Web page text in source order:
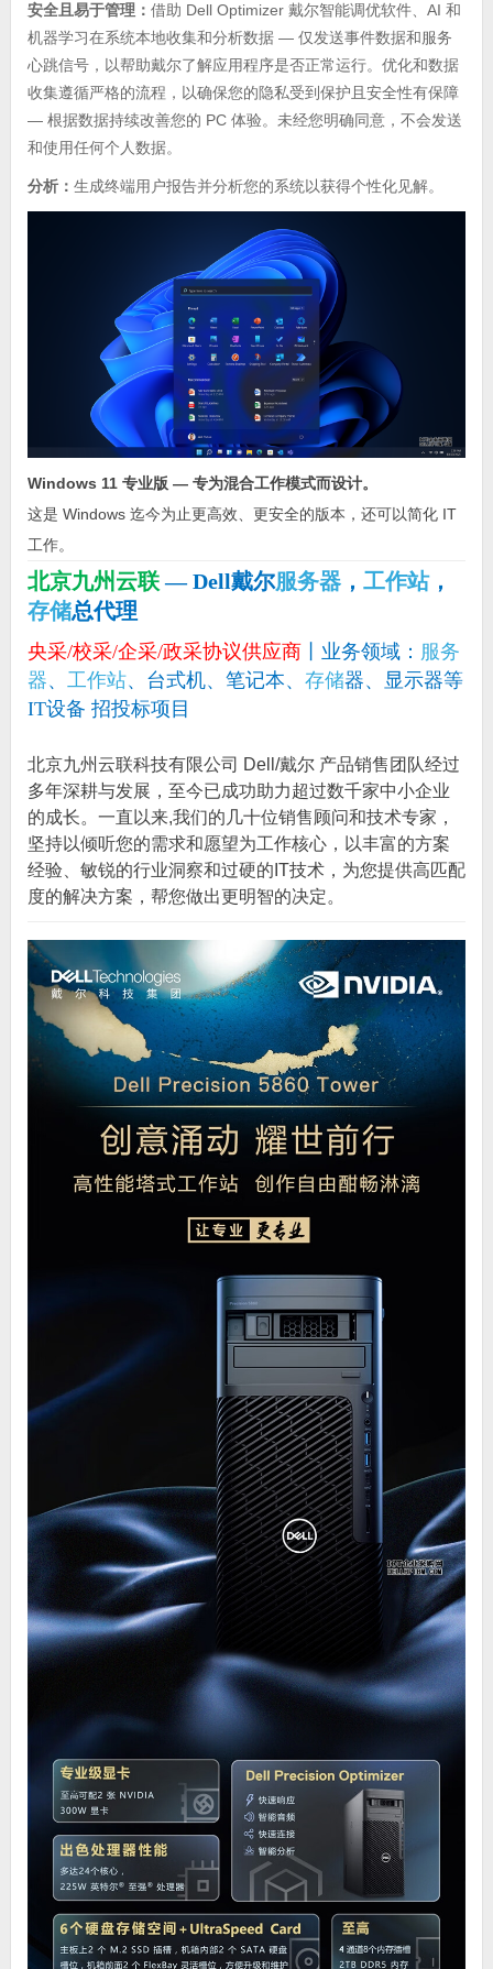
安全且易于管理： 借助 Dell Optimizer 戴尔智能调优软件、AI 和
机器学习在系统本地收集和分析数据 — 仅发送事件数据和服务
心跳信号，以帮助戴尔了解应用程序是否正常运行。优化和数据
收集遵循严格的流程，以确保您的隐私受到保护且安全性有保障
— 根据数据持续改善您的 PC 体验。未经您明确同意，不会发送
和使用任何个人数据。
分析： 生成终端用户报告并分析您的系统以获得个性化见解。
Windows 11 专业版 — 专为混合工作模式而设计。
这是 Windows 迄今为止更高效、更安全的版本，还可以简化 IT
工作。
北京九州云联— Dell戴尔服务器， 工作站，
存储总代理
央采/校采/企采/政采协议供应商丨业务领域： 服务
器、 工作站、台式机、笔记本、 存储器、显示器等
IT设备 招投标项目
北京九州云联科技有限公司 Dell/戴尔 产品销售团队经过
多年深耕与发展，至今已成功助力超过数千家中小企业
的成长。一直以来,我们的几十位销售顾问和技术专家，
坚持以倾听您的需求和愿望为工作核心，以丰富的方案
经验、敏锐的行业洞察和过硬的IT技术，为您提供高匹配
度的解决方案，帮您做出更明智的决定。